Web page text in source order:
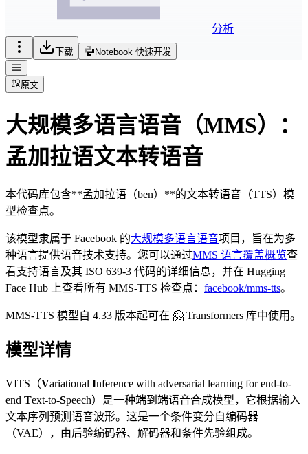
分析
下载 Notebook 快速开发
原文
大规模多语言语音（MMS）：
孟加拉语文本转语音
本代码库包含**孟加拉语（ben）**的文本转语音（TTS）模
型检查点。
该模型隶属于 Facebook 的大规模多语言语音项目，旨在为多
种语言提供语音技术支持。您可以通过MMS 语言覆盖概览查
看支持语言及其 ISO 639-3 代码的详细信息，并在 Hugging
Face Hub 上查看所有 MMS-TTS 检查点： facebook/mms-tts。
MMS-TTS 模型自 4.33 版本起可在 🤗 Transformers 库中使用。
模型详情
VITS（Variational Inference with adversarial learning for end-to-
end Text-to-Speech）是一种端到端语音合成模型，它根据输入
文本序列预测语音波形。这是一个条件变分自编码器
（VAE），由后验编码器、解码器和条件先验组成。